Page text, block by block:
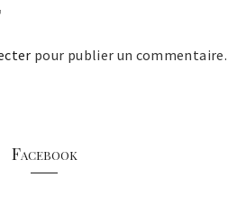
pour publier un commentaire.
Facebook